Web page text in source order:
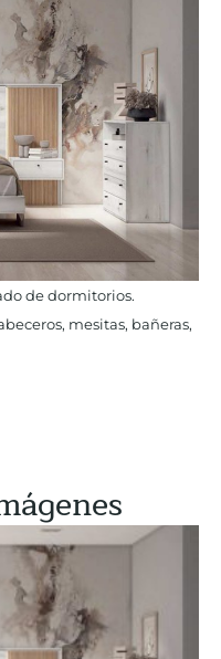
de dormitorios.
mesitas, bañeras,